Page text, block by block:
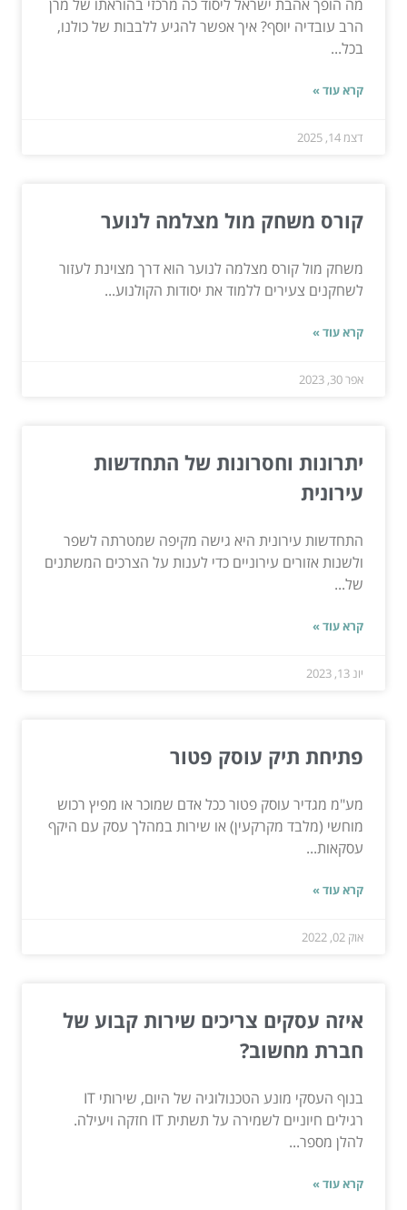
מה הופך אהבת ישראל ליסוד כה מרכזי בהוראתו של מרן
הרב עובדיה יוסף? איך אפשר להגיע ללבבות של כולנו,
בכל...
קרא עוד »
דצמ 14, 2025
קורס משחק מול מצלמה לנוער
משחק מול קורס מצלמה לנוער הוא דרך מצוינת לעזור
לשחקנים צעירים ללמוד את יסודות הקולנוע...
קרא עוד »
אפר 30, 2023
יתרונות וחסרונות של התחדשות
עירונית
התחדשות עירונית היא גישה מקיפה שמטרתה לשפר
ולשנות אזורים עירוניים כדי לענות על הצרכים המשתנים
של...
קרא עוד »
יונ 13, 2023
פתיחת תיק עוסק פטור
מע"מ מגדיר עוסק פטור ככל אדם שמוכר או מפיץ רכוש
מוחשי (מלבד מקרקעין) או שירות במהלך עסק עם היקף
עסקאות...
קרא עוד »
אוק 02, 2022
איזה עסקים צריכים שירות קבוע של
חברת מחשוב?
בנוף העסקי מונע הטכנולוגיה של היום, שירותי IT
רגילים חיוניים לשמירה על תשתית IT חזקה ויעילה.
להלן מספר...
קרא עוד »